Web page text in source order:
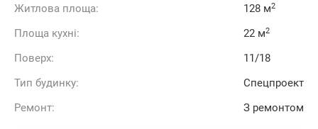
Житлова площа: 128 м2
Площа кухні: 22 м2
Поверх:
11/18
Тип будинку:
Спецпроект
Ремонт:
З ремонтом